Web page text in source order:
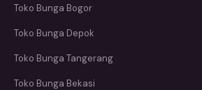
Toko Bunga Bogor
Toko Bunga Depok
Toko Bunga Tangerang
Toko Bunga Bekasi